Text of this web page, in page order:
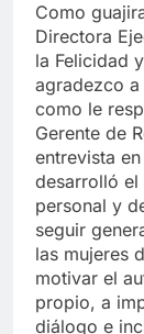
Como
Directora
la Felicidad
agradezco
como le
Gerente de
entrevista
desarrolló el
personal y
seguir
las mujeres
motivar el
propio, a
diálogo e